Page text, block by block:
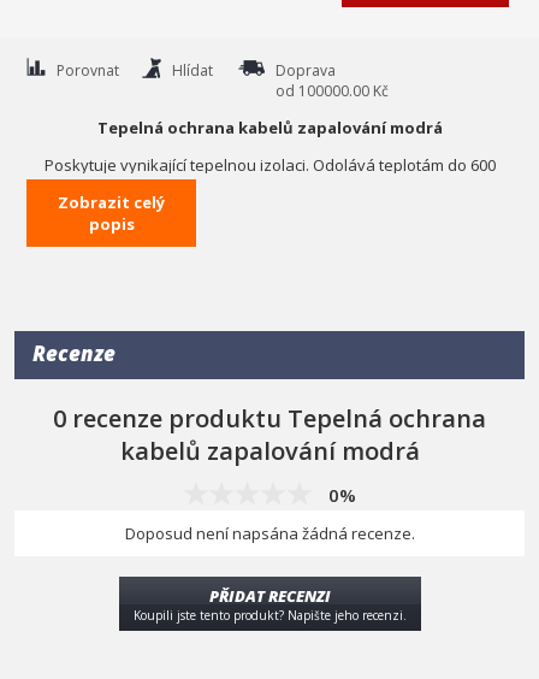
Porovnat Hlídat
Doprava
od 100000.00 Kč
Tepelná ochrana kabelů zapalování modrá
Poskytuje vynikající tepelnou izolaci. Odolává teplotám do 600
stupňů. Návlek se navleče na kabel směrem ke svíčce. Cena je za
Zobrazit celý
popis
Recenze
0 recenze produktu Tepelná ochrana
kabelů zapalování modrá
0%
Doposud není napsána žádná recenze.
PŘIDAT RECENZI
Koupili jste tento produkt? Napište jeho recenzi.